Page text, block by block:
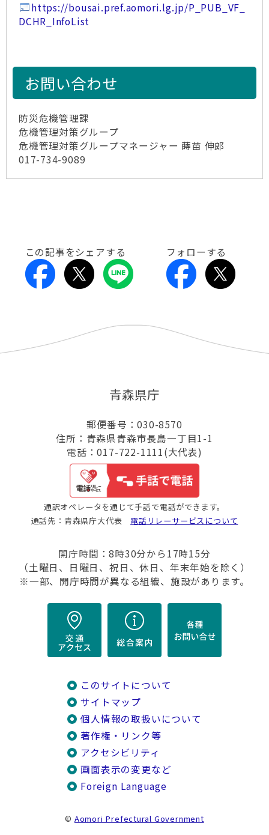
https://bousai.pref.aomori.lg.jp/P_PUB_VF_
DCHR_InfoList
お問い合わせ
防災危機管理課
危機管理対策グループ
危機管理対策グループマネージャー 蒔苗 伸郎
017-734-9089
この記事をシェアする フォローする
青森県庁
郵便番号：030-8570
住所：青森県青森市長島一丁目1-1
電話：017-722-1111(大代表)
通訳オペレータを通じて手話で電話ができます。
通話先：青森県庁大代表 電話リレーサービスについて
開庁時間：8時30分から17時15分
（土曜日、日曜日、祝日、休日、年末年始を除く）
※一部、開庁時間が異なる組織、施設があります。
このサイトについて
サイトマップ
個人情報の取扱いについて
著作権・リンク等
アクセシビリティ
画面表示の変更など
Foreign Language
© Aomori Prefectural Government